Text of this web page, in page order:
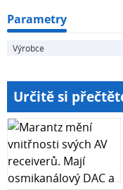
Parametry
Výrobce
Určitě si